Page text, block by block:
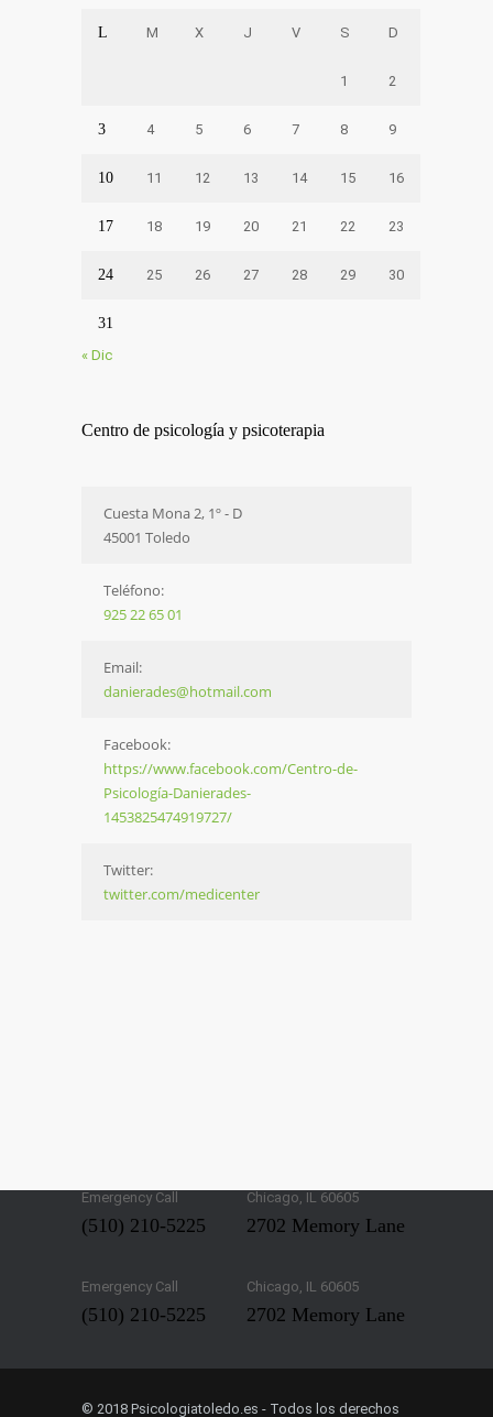
L M X J V S D
1 2
3 4 5 6 7 8 9
10 11 12 13 14 15 16
17 18 19 20 21 22 23
24 25 26 27 28 29 30
31
« Dic
Centro de psicología y psicoterapia
Cuesta Mona 2, 1º - D
45001 Toledo
Teléfono:
925 22 65 01
Email:
danierades@hotmail.com
Facebook:
https://www.facebook.com/Centro-de-
Psicología-Danierades-
1453825474919727/
Twitter:
twitter.com/medicenter
Emergency Call
(510) 210-5225
Chicago, IL 60605
2702 Memory Lane
Emergency Call
(510) 210-5225
Chicago, IL 60605
2702 Memory Lane
© 2018 Psicologiatoledo.es - Todos los derechos